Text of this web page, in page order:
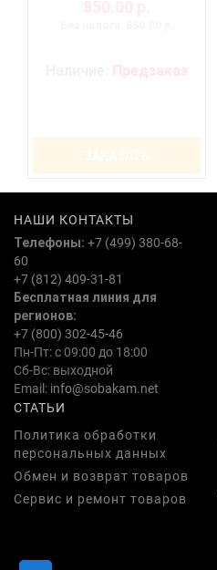
Предзаказ
НАШИ КОНТАКТЫ
Телефоны: +7 (499) 380-68-
60
+7 (812) 409-31-81
Бесплатная линия для
регионов:
+7 (800) 302-45-46
Пн-Пт: с 09:00 до 18:00
Сб-Вс: выходной
Email: info@sobakam.net
СТАТЬИ
Политика обработки
персональных данных
Обмен и возврат товаров
Сервис и ремонт товаров